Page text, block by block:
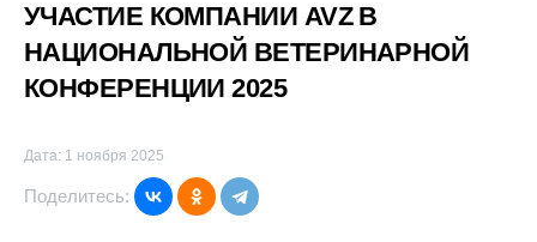
УЧАСТИЕ КОМПАНИИ AVZ В
НАЦИОНАЛЬНОЙ ВЕТЕРИНАРНОЙ
КОНФЕРЕНЦИИ 2025
Дата: 1 ноября 2025
Поделитесь: